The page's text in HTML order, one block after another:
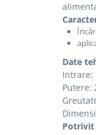
Telefoane mobile
Telefoane mobile
Custi aparate foto-
Incarcatoare auto
Telefoane mobile
Date
Intrare:
Putere:
Potrivit